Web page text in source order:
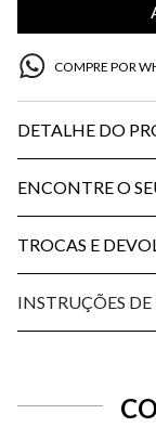
COMPRE POR
DETALHE DO
ENCONTRE O
TROCAS E
INSTRUÇÕES